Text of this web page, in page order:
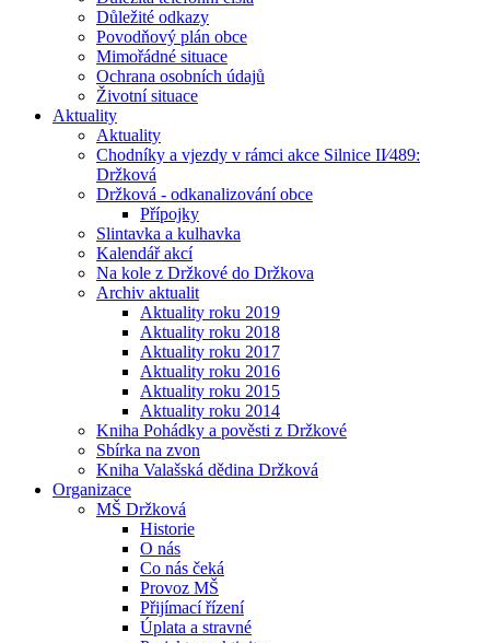
Důležité odkazy
Povodňový plán obce
Mimořádné situace
Ochrana osobních údajů
Životní situace
Aktuality
Aktuality
Chodníky a vjezdy v rámci akce Silnice II⁄489:
Držková
Držková - odkanalizování obce
Přípojky
Slintavka a kulhavka
Kalendář akcí
Na kole z Držkové do Držkova
Archiv aktualit
Aktuality roku 2019
Aktuality roku 2018
Aktuality roku 2017
Aktuality roku 2016
Aktuality roku 2015
Aktuality roku 2014
Kniha Pohádky a pověsti z Držkové
Sbírka na zvon
Kniha Valašská dědina Držková
Organizace
MŠ Držková
Historie
O nás
Co nás čeká
Provoz MŠ
Přijímací řízení
Úplata a stravné